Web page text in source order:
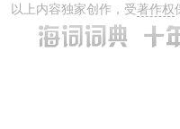
以上内容独家创作，受著作权